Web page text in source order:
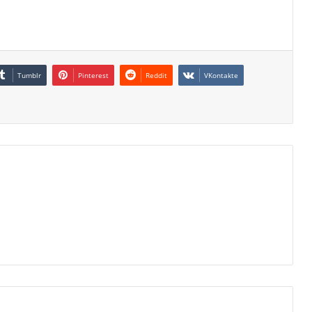
Tumblr Pinterest Reddit VKontakte